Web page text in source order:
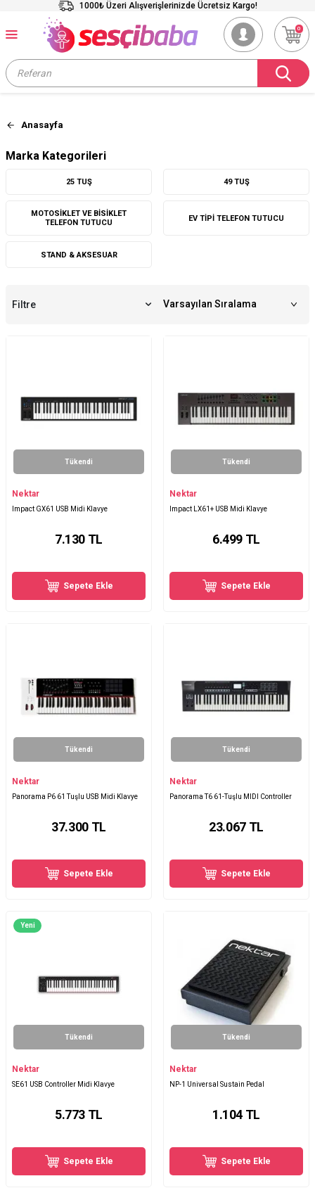
1000₺ Üzeri Alışverişlerinizde Ücretsiz Kargo!
0
Anasayfa
Marka Kategorileri
25 TUŞ 49 TUŞ
MOTOSIKLET VE BISIKLET
TELEFON TUTUCU
EV TIPI TELEFON TUTUCU
STAND & AKSESUAR
Filtre
Tükendi
Nektar
Impact GX61 USB Midi Klavye
7.130 TL
Sepete Ekle
Tükendi
Nektar
Impact LX61+ USB Midi Klavye
6.499 TL
Sepete Ekle
Tükendi
Nektar
Panorama P6 61 Tuşlu USB Midi Klavye
37.300TL
Sepete Ekle
Tükendi
Nektar
Panorama T6 61-Tuşlu MIDI Controller
23.067TL
Sepete Ekle
Yeni
Tükendi
Nektar
SE61 USB Controller Midi Klavye
5.773 TL
Sepete Ekle
Tükendi
Nektar
NP-1 Universal Sustain Pedal
1.104 TL
Sepete Ekle